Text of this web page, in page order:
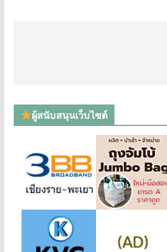
ผู้สนับสนุนเว็บไซต์